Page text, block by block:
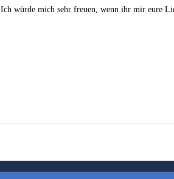
Ich würde mich sehr freuen, wenn ihr mir eure